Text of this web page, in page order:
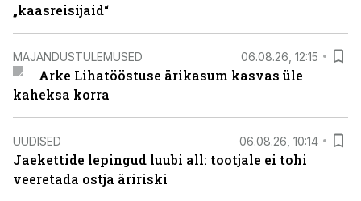
„kaasreisijaid“
MAJANDUSTULEMUSED 06.08.26, 12:15
Arke Lihatööstuse ärikasum kasvas üle
kaheksa korra
UUDISED 06.08.26, 10:14
Jaekettide lepingud luubi all: tootjale ei tohi
veeretada ostja äririski